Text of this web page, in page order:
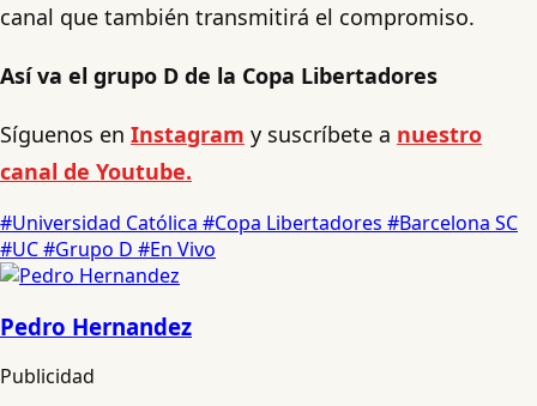
canal que también transmitirá el compromiso.
Así va el grupo D de la Copa Libertadores
Síguenos en Instagram y suscríbete a nuestro
canal de Youtube.
#Universidad Católica #Copa Libertadores #Barcelona SC
#UC#Grupo D #En Vivo
Pedro Hernandez
Publicidad